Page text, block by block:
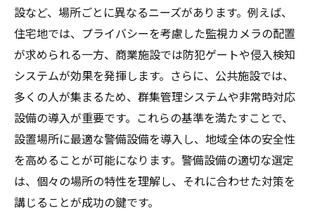
設など、場所ごとに異なるニーズがあります。例えば、
住宅地では、プライバシーを考慮した監視カメラの配置
が求められる一方、商業施設では防犯ゲートや侵入検知
システムが効果を発揮します。さらに、公共施設では、
多くの人が集まるため、群集管理システムや非常時対応
設備の導入が重要です。これらの基準を満たすことで、
設置場所に最適な警備設備を導入し、地域全体の安全性
を高めることが可能になります。警備設備の適切な選定
は、個々の場所の特性を理解し、それに合わせた対策を
講じることが成功の鍵です。